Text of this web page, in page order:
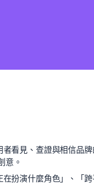
看見、查證與相信品
意。
扮演什麼角色」、「